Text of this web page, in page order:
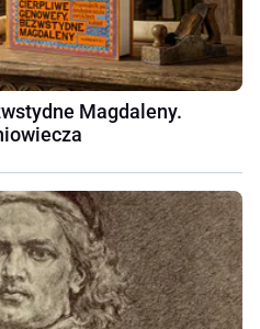
Magdaleny.